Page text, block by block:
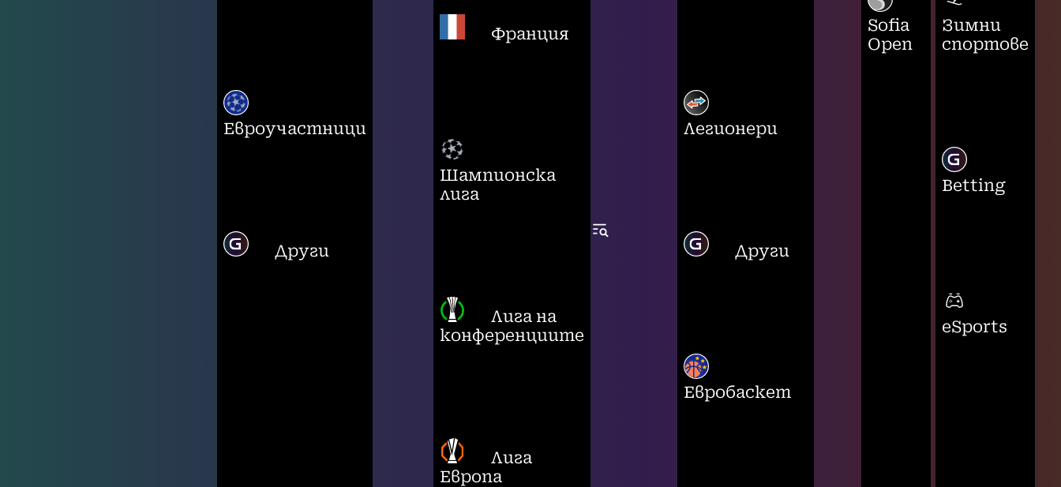
Евроучастници
Други
Франция
Шампионска
лига
Лига на
конференциите
Лига
Европа
Легионери
Други
Евробаскет
Sofia
Open
Зимни
спортове
Betting
eSports